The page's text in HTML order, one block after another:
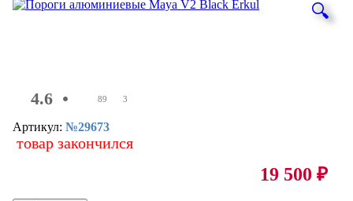
🔍
4.6 • 89 3
Артикул: №29673
товар закончился
19 500 ₽